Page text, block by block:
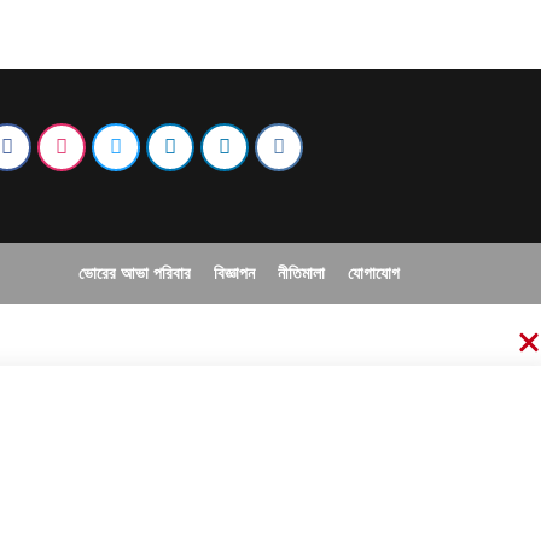
ভোরের আভা পরিবার বিজ্ঞাপন নীতিমালা যোগাযোগ